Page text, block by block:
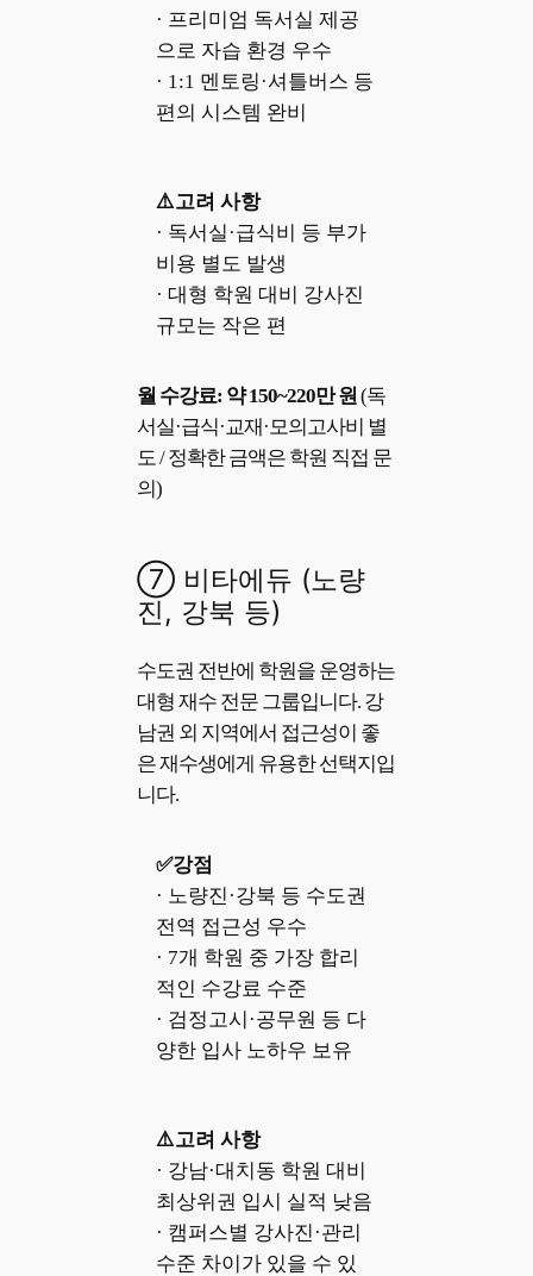
· 프리미엄 독서실 제공
으로 자습 환경 우수
· 1:1 멘토링·셔틀버스 등
편의 시스템 완비
⚠️고려 사항
· 독서실·급식비 등 부가
비용 별도 발생
· 대형 학원 대비 강사진
규모는 작은 편
월 수강료: 약 150~220만 원 (독
서실·급식·교재·모의고사비 별
도 / 정확한 금액은 학원 직접 문
의)
⑦ 비타에듀 (노량
진, 강북 등)
수도권 전반에 학원을 운영하는
대형 재수 전문 그룹입니다. 강
남권 외 지역에서 접근성이 좋
은 재수생에게 유용한 선택지입
니다.
✅강점
· 노량진·강북 등 수도권
전역 접근성 우수
· 7개 학원 중 가장 합리
적인 수강료 수준
· 검정고시·공무원 등 다
양한 입사 노하우 보유
⚠️고려 사항
· 강남·대치동 학원 대비
최상위권 입시 실적 낮음
· 캠퍼스별 강사진·관리
수준 차이가 있을 수 있